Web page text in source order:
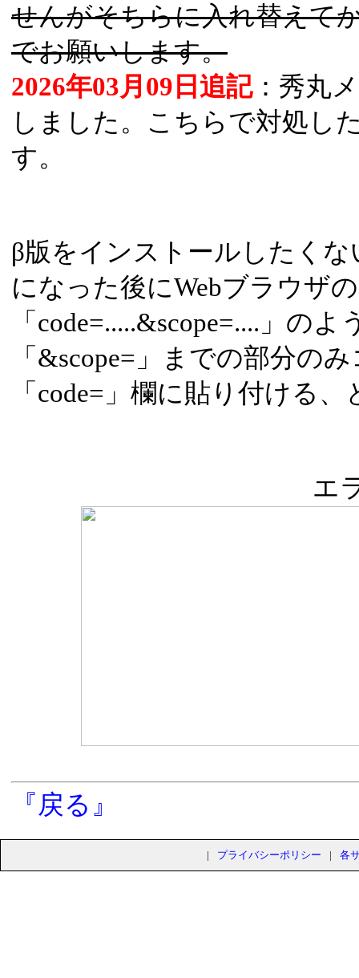
せんがそちらに入れ替えて
でお願いします。
2026年03月09日追記：秀丸
しました。こちらで対処し
す。
β版をインストールしたく
になった後にWebブラウザ
「code=.....&scope=....」の
「&scope=」までの部分の
「code=」欄に貼り付ける
エ
『戻る』
| プライバシーポリシー | 各